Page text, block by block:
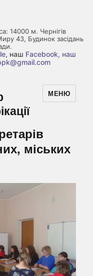
14000 м. Чернігів
43, Будинок засідань
, наш Facebook, наш
МЕНЮ
міських